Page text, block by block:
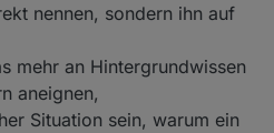
nennen, sondern ihn auf
mehr an Hintergrundwissen
aneignen,
Situation sein, warum ein